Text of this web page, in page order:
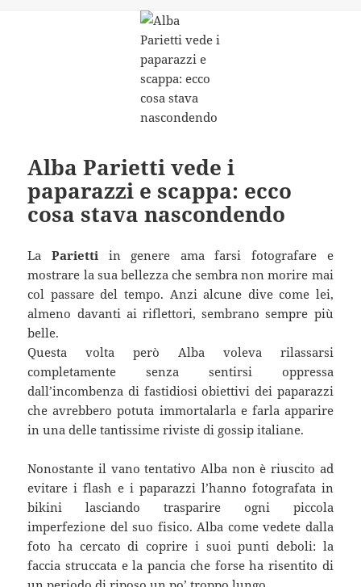
Alba Parietti vede i
paparazzi e scappa: ecco
cosa stava nascondendo
LaParietti in genere ama farsi fotografare e
mostrare la sua bellezza che sembra non morire mai
col passare del tempo. Anzi alcune dive come lei,
almeno davanti ai riflettori, sembrano sempre più
belle.
Questa volta però Alba voleva rilassarsi
completamente senza sentirsi oppressa
dall’incombenza di fastidiosi obiettivi dei paparazzi
che avrebbero potuta immortalarla e farla apparire
in una delle tantissime riviste di gossip italiane.
Nonostante il vano tentativo Alba non è riuscito ad
evitare i flash e i paparazzi l’hanno fotografata in
bikini lasciando trasparire ogni piccola
imperfezione del suo fisico. Alba come vedete dalla
foto ha cercato di coprire i suoi punti deboli: la
faccia struccata e la pancia che forse ha risentito di